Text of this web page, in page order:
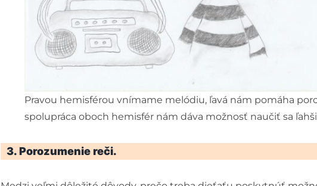
Pravou hemisférou vnímame melódiu, ľavá nám pomáha
spolupráca oboch hemisfér nám dáva možnosť naučiť sa
3. Porozumenie reči.